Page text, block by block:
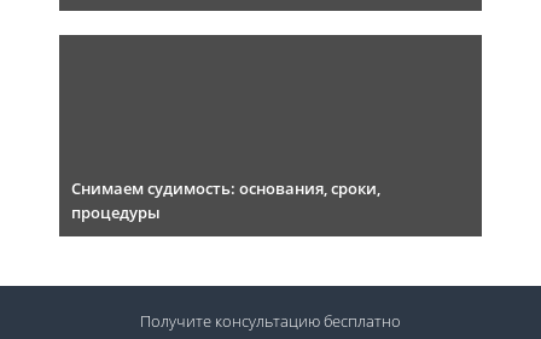
Снимаем судимость: основания, сроки,
процедуры
Получите консультациюбесплатно